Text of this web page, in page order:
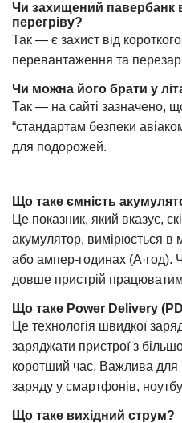
Чи захищений павербанк
перегріву?
Так — є захист від
перевантаження та
Чи можна його брати у
Так — на сайті зазначено,
“стандартам безпеки
для подорожей.
Що таке ємність
Це показник, який вказує,
акумулятор, вимірюється в
або ампер-годинах (А·год).
довше пристрій
Що таке Power Delivery
Це технологія швидкої
заряджати пристрої з
коротший час. Важлива
заряду у смартфонів,
Що таке вихідний струм?